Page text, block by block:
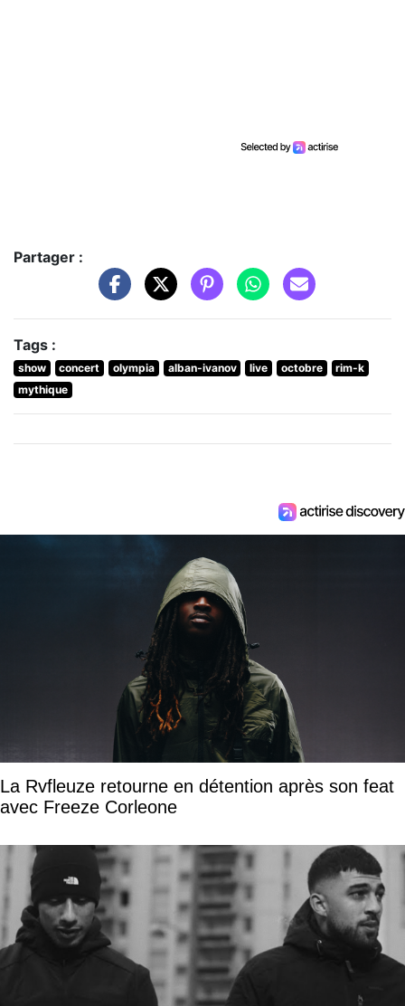
Partager :
Tags :
show concert olympia alban-ivanov live octobre
rim-k
mythique
La Rvfleuze retourne en détention après son feat
avec Freeze Corleone